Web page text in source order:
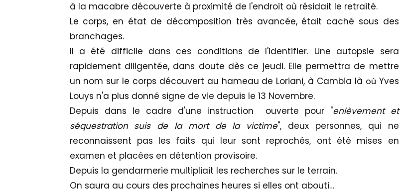
à la macabre découverte à proximité de l'endroit où résidait le retraité.
Le corps, en état de décomposition très avancée, était caché sous des
branchages.
Il a été difficile dans ces conditions de l'identifier. Une autopsie sera
rapidement diligentée, dans doute dès ce jeudi. Elle permettra de mettre
un nom sur le corps découvert au hameau de Loriani, à Cambia là où Yves
Louys n'a plus donné signe de vie depuis le 13 Novembre.
Depuis dans le cadre d'une instruction ouverte pour "enlèvement et
séquestration suis de la mort de la victime", deux personnes, qui ne
reconnaissent pas les faits qui leur sont reprochés, ont été mises en
examen et placées en détention provisoire.
Depuis la gendarmerie multipliait les recherches sur le terrain.
On saura au cours des prochaines heures si elles ont abouti…